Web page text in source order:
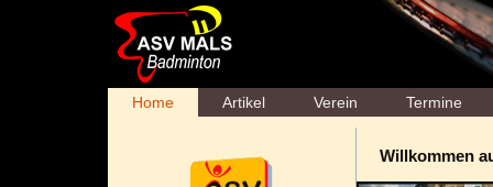
Home Artikel Verein Termine
Willkommen